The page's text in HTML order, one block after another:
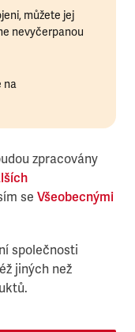
můžete jej
nevyčerpanou
na
zpracovány
se Všeobecnými
společnosti
jiných než